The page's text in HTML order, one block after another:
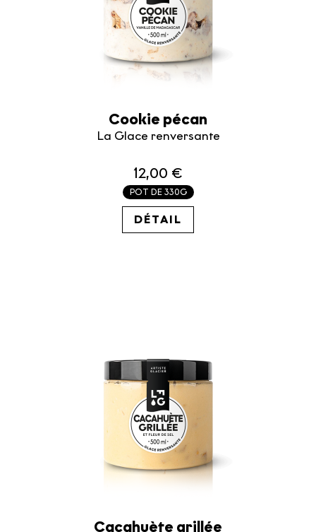
Cookie pécan
La Glace renversante
12,00 €
POT DE 330G
36.36€ / KG
DÉTAIL
Cacahuète grillée